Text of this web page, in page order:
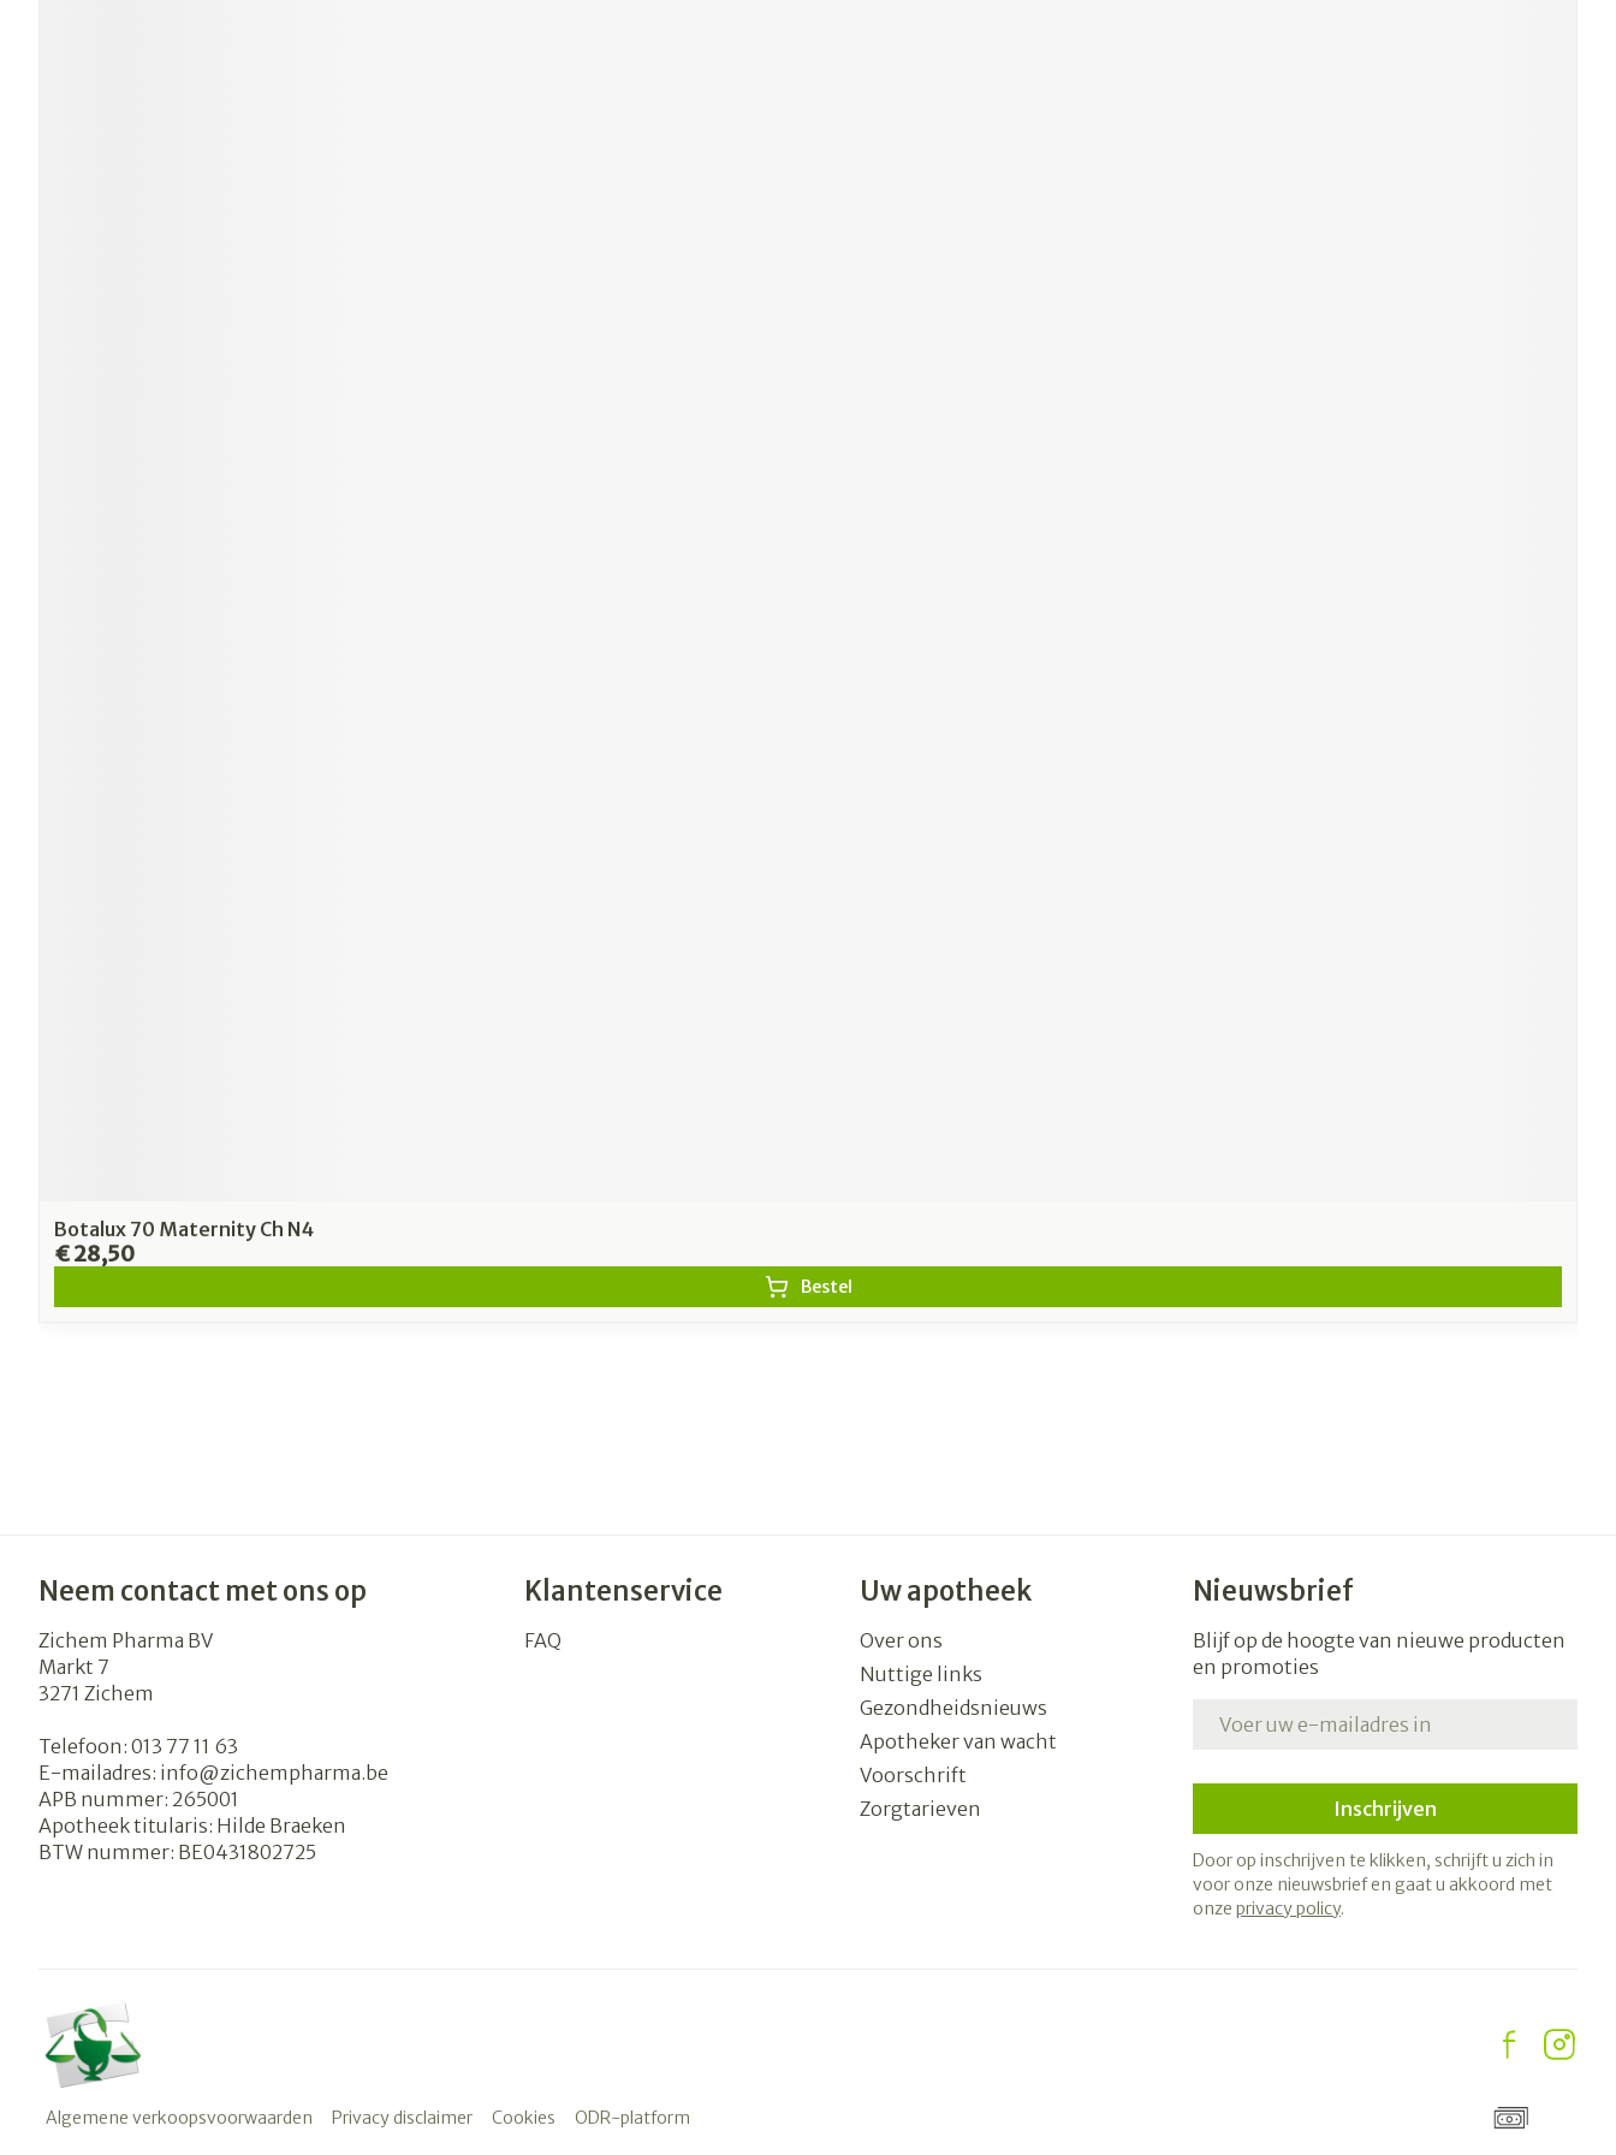
Botalux 70 Maternity Ch N4
€ 28,50
Bestel
Neem contact met ons op
Zichem Pharma BV
Markt 7
3271 Zichem
Telefoon: 013 77 11 63
E-mailadres: info@zichempharma.be
APB nummer: 265001
Apotheek titularis: Hilde Braeken
BTW nummer: BE0431802725
Klantenservice
FAQ
Uw apotheek
Over ons
Nuttige links
Gezondheidsnieuws
Apotheker van wacht
Voorschrift
Zorgtarieven
Nieuwsbrief
Blijf op de hoogte van nieuwe producten
en promoties
Inschrijven
Door op inschrijven te klikken, schrijft u zich in
voor onze nieuwsbrief en gaat u akkoord met
onze privacy policy.
Algemene verkoopsvoorwaarden Privacy disclaimer Cookies ODR-platform